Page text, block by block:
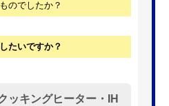
のでしたか？
たいですか？
ッキングヒーター・IH